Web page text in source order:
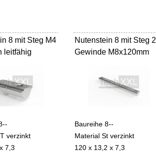
8 mit Steg M4
leitfähig
verzinkt
7,3
Nutenstein 8 mit Steg 2
Gewinde M8x120mm
Baureihe 8--
Material St verzinkt
120 x 13,2 x 7,3